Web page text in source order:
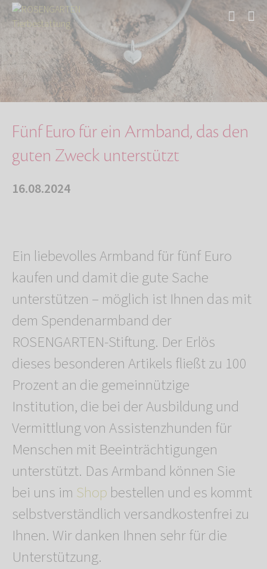
Start Über uns
Aktuelles
Fünf Euro für ein Armband, das den guten Zwec…
Fünf Euro für ein Armband, das den
guten Zweck unterstützt
16.08.2024
Ein liebevolles Armband für fünf Euro
kaufen und damit die gute Sache
unterstützen – möglich ist Ihnen das mit
dem Spendenarmband der
ROSENGARTEN-Stiftung. Der Erlös
dieses besonderen Artikels fließt zu 100
Prozent an die gemeinnützige
Institution, die bei der Ausbildung und
Vermittlung von Assistenzhunden für
Menschen mit Beeinträchtigungen
unterstützt. Das Armband können Sie
bei uns im Shop bestellen und es kommt
selbstverständlich versandkostenfrei zu
Ihnen. Wir danken Ihnen sehr für die
Unterstützung.